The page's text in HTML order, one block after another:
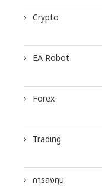
Crypto
EA Robot
Forex
Trading
การลงทุน